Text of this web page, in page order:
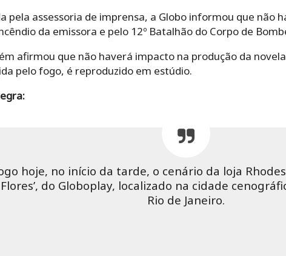
pela assessoria de imprensa, a Globo informou que não
da emissora e pelo 12º Batalhão do Corpo de
afirmou que não haverá impacto na produção da
pelo fogo, é reproduzido em estúdio.
hoje, no início da tarde, o cenário da loja
Flores’, do Globoplay, localizado na cidade
Rio de Janeiro.